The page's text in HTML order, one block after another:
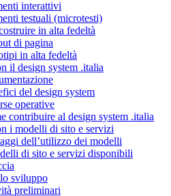
interattivi
testuali (microtesti)
in alta fedeltà
di pagina
in alta fedeltà
il design system .italia
del design system
operative
contribuire al design system .italia
i modelli di sito e servizi
dell’utilizzo dei modelli
di sito e servizi disponibili
sviluppo
preliminari